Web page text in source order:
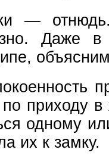
—
Даже
по приходу
одному
их к замку.